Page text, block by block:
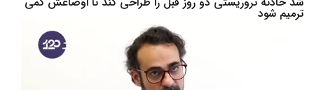
ترمیم شود